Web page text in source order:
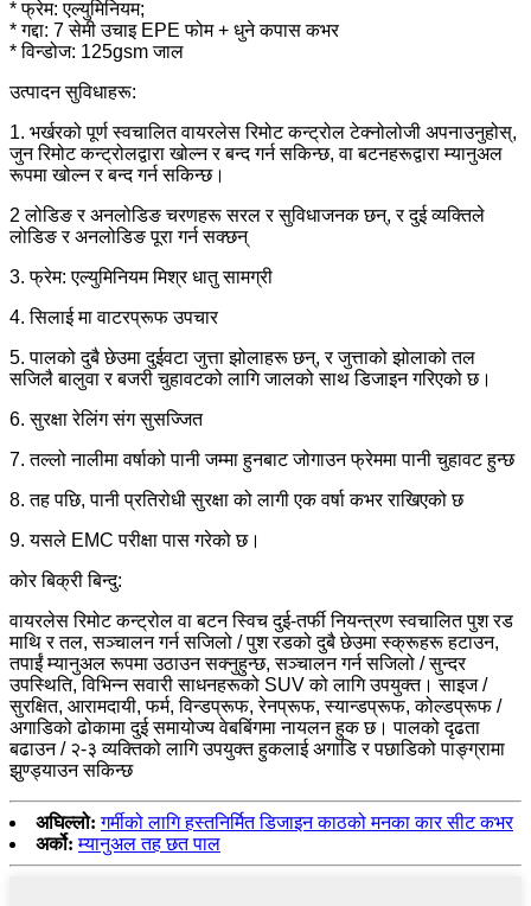
* फ्रेम: एल्युमिनियम;
* गद्दा: 7 सेमी उचाइ EPE फोम + धुने कपास कभर
* विन्डोज: 125gsm जाल
उत्पादन सुविधाहरू:
1. भर्खरको पूर्ण स्वचालित वायरलेस रिमोट कन्ट्रोल टेक्नोलोजी अपनाउनुहोस्,
जुन रिमोट कन्ट्रोलद्वारा खोल्न र बन्द गर्न सकिन्छ, वा बटनहरूद्वारा म्यानुअल
रूपमा खोल्न र बन्द गर्न सकिन्छ।
2 लोडिङ र अनलोडिङ चरणहरू सरल र सुविधाजनक छन्, र दुई व्यक्तिले
लोडिङ र अनलोडिङ पूरा गर्न सक्छन्
3. फ्रेम: एल्युमिनियम मिश्र धातु सामग्री
4. सिलाई मा वाटरप्रूफ उपचार
5. पालको दुबै छेउमा दुईवटा जुत्ता झोलाहरू छन्, र जुत्ताको झोलाको तल
सजिलै बालुवा र बजरी चुहावटको लागि जालको साथ डिजाइन गरिएको छ।
6. सुरक्षा रेलिंग संग सुसज्जित
7. तल्लो नालीमा वर्षाको पानी जम्मा हुनबाट जोगाउन फ्रेममा पानी चुहावट हुन्छ
8. तह पछि, पानी प्रतिरोधी सुरक्षा को लागी एक वर्षा कभर राखिएको छ
9. यसले EMC परीक्षा पास गरेको छ।
कोर बिक्री बिन्दु:
वायरलेस रिमोट कन्ट्रोल वा बटन स्विच दुई-तर्फी नियन्त्रण स्वचालित पुश रड
माथि र तल, सञ्चालन गर्न सजिलो / पुश रडको दुबै छेउमा स्क्रूहरू हटाउन,
तपाईं म्यानुअल रूपमा उठाउन सक्नुहुन्छ, सञ्चालन गर्न सजिलो / सुन्दर
उपस्थिति, विभिन्न सवारी साधनहरूको SUV को लागि उपयुक्त। साइज /
सुरक्षित, आरामदायी, फर्म, विन्डप्रूफ, रेनप्रूफ, स्यान्डप्रूफ, कोल्डप्रूफ /
अगाडिको ढोकामा दुई समायोज्य वेबबिंगमा नायलन हुक छ। पालको दृढता
बढाउन / २-३ व्यक्तिको लागि उपयुक्त हुकलाई अगाडि र पछाडिको पाङ्ग्रामा
झुण्ड्याउन सकिन्छ
अघिल्लो: गर्मीको लागि हस्तनिर्मित डिजाइन काठको मनका कार सीट कभर
अर्को: म्यानुअल तह छत पाल